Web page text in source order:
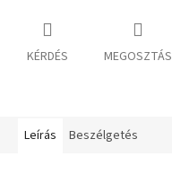
KÉRDÉS MEGOSZTÁS
Leírás Beszélgetés